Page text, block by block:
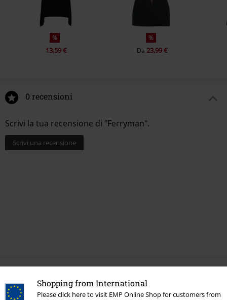
Shopping from International
Please click here to visit EMP Online Shop for customers from
%
13,59 €
%
Da 23,99 €
0 recensioni
Scrivi la tua recensione di "Ferryman".
Scrivi una recensione